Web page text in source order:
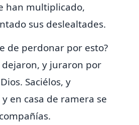
han multiplicado,
sus deslealtades.
de perdonar por esto?
dejaron, y juraron por
Saciélos, y
en casa de ramera se